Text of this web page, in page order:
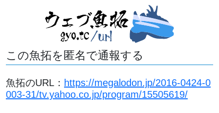
この魚拓を匿名で通報する
魚拓のURL： https://megalodon.jp/2016-0424-0
003-31/tv.yahoo.co.jp/program/15505619/